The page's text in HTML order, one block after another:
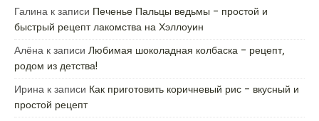
Галина к записи Печенье Пальцы ведьмы – простой и
быстрый рецепт лакомства на Хэллоуин
Алёна к записи Любимая шоколадная колбаска – рецепт,
родом из детства!
Ирина к записи Как приготовить коричневый рис – вкусный и
простой рецепт